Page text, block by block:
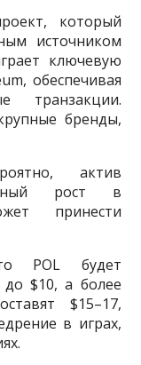
который
источником
ключевую
обеспечивая
бренды,
актив
рост в
принести
POL будет
до $10, а более
$15–17,
в играх,